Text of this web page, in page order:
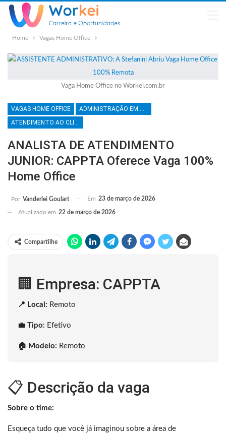
Home Vagas Home Office
Vaga Home Office no Workei.com.br
VAGAS HOME OFFICE
ADMINISTRAÇÃO EM GERAL
ATENDIMENTO AO CLIENTE
ANALISTA DE ATENDIMENTO
JUNIOR: CAPPTA Oferece Vaga 100%
Home Office
Por Vanderlei Goulart Em 23 de março de 2026
Atualizado em 22 de março de 2026
Compartilhe
🏢 Empresa: CAPPTA
📍 Local: Remoto
💼 Tipo: Efetivo
🏠 Modelo: Remoto
📋 Descrição da vaga
Sobre o time:
Esqueça tudo que você já imaginou sobre a área de